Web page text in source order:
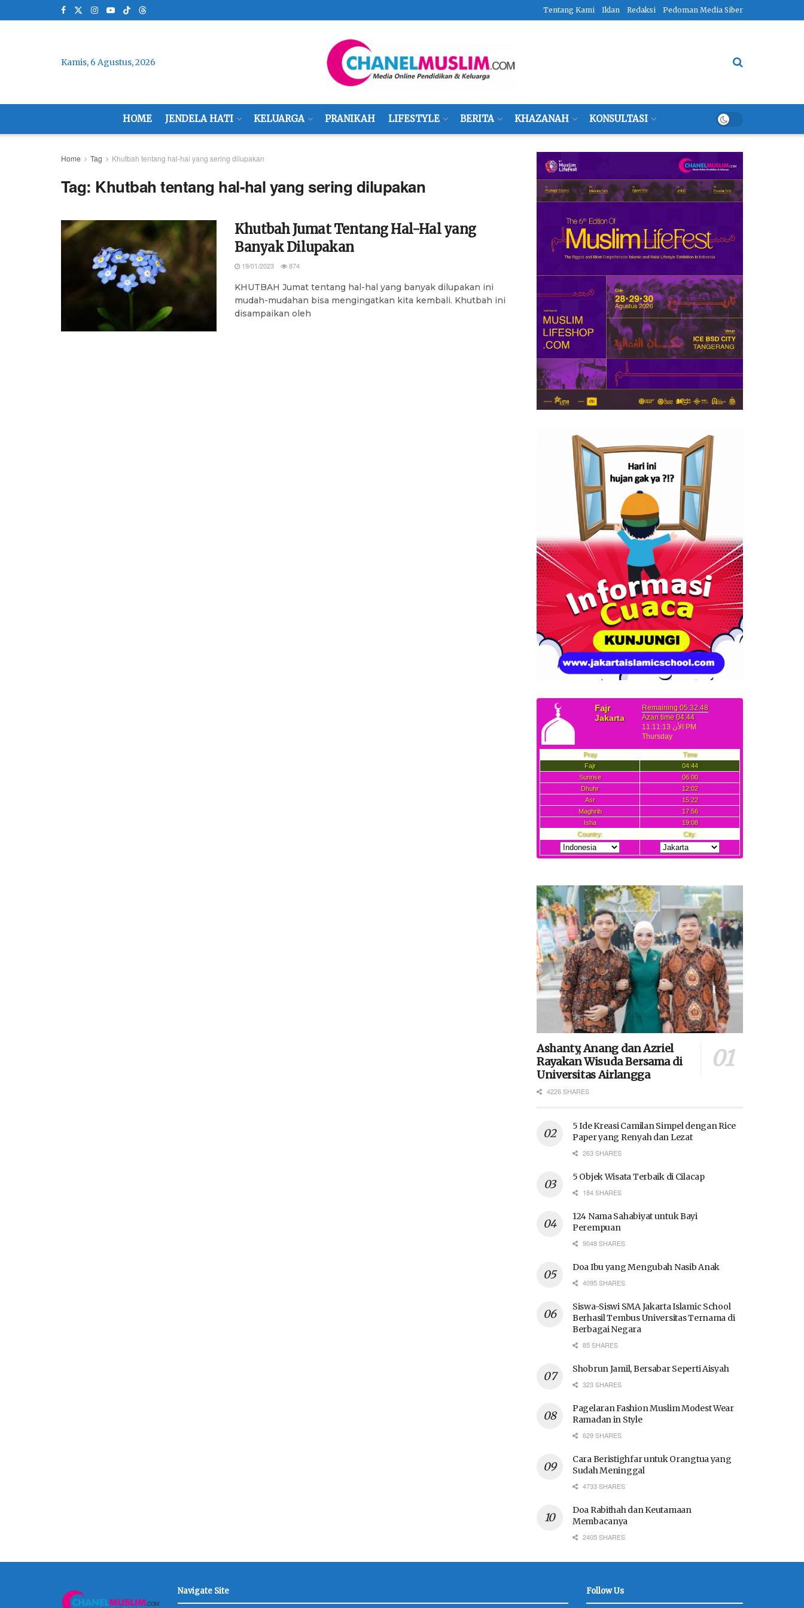
Tentang Kami Iklan Redaksi Pedoman Media Siber
Kamis, 6 Agustus, 2026
HOME JENDELA HATI KELUARGA PRANIKAH LIFESTYLE BERITA KHAZANAH KONSULTASI
Home Tag Khutbah tentang hal-hal yang sering dilupakan
Tag: Khutbah tentang hal-hal yang sering dilupakan
Khutbah Jumat Tentang Hal-Hal yang
Banyak Dilupakan
19/01/2023 874
KHUTBAH Jumat tentang hal-hal yang banyak dilupakan ini
mudah-mudahan bisa mengingatkan kita kembali. Khutbah ini
disampaikan oleh
Ashanty, Anang dan Azriel
Rayakan Wisuda Bersama di
Universitas Airlangga
4226 SHARES
5 Ide Kreasi Camilan Simpel dengan Rice
Paper yang Renyah dan Lezat
263 SHARES
5 Objek Wisata Terbaik di Cilacap
184 SHARES
124 Nama Sahabiyat untuk Bayi
Perempuan
9048 SHARES
Doa Ibu yang Mengubah Nasib Anak
4095 SHARES
Siswa-Siswi SMA Jakarta Islamic School
Berhasil Tembus Universitas Ternama di
Berbagai Negara
85 SHARES
Shobrun Jamil, Bersabar Seperti Aisyah
323 SHARES
Pagelaran Fashion Muslim Modest Wear
Ramadan in Style
629 SHARES
Cara Beristighfar untuk Orangtua yang
Sudah Meninggal
4733 SHARES
Doa Rabithah dan Keutamaan
Membacanya
2405 SHARES
Navigate Site Follow Us